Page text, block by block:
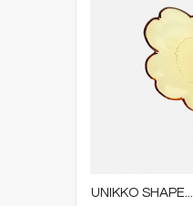
UNIKKO SHAPE...